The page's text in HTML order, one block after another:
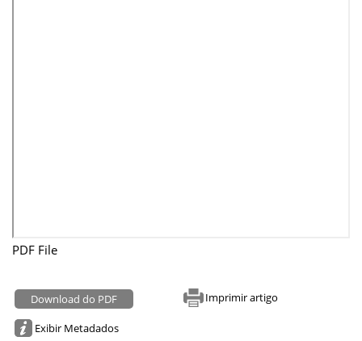
PDF File
Download do PDF Imprimir artigo
Exibir Metadados